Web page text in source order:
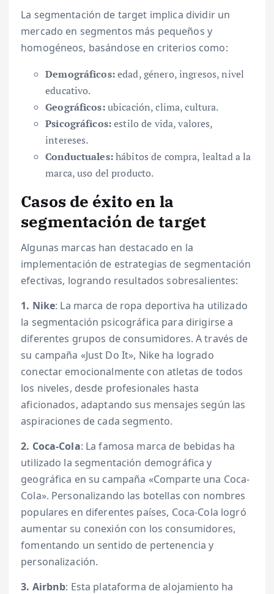
La segmentación de target implica dividir un
mercado en segmentos más pequeños y
homogéneos, basándose en criterios como:
Demográficos:edad, género, ingresos, nivel
educativo.
Geográficos:ubicación, clima, cultura.
Psicográficos:estilo de vida, valores,
intereses.
Conductuales:hábitos de compra, lealtad a la
marca, uso del producto.
Casos de éxito en la
segmentación de target
Algunas marcas han destacado en la
implementación de estrategias de segmentación
efectivas, logrando resultados sobresalientes:
1. Nike: La marca de ropa deportiva ha utilizado
la segmentación psicográfica para dirigirse a
diferentes grupos de consumidores. A través de
su campaña «Just Do It», Nike ha logrado
conectar emocionalmente con atletas de todos
los niveles, desde profesionales hasta
aficionados, adaptando sus mensajes según las
aspiraciones de cada segmento.
2. Coca-Cola: La famosa marca de bebidas ha
utilizado la segmentación demográfica y
geográfica en su campaña «Comparte una Coca-
Cola». Personalizando las botellas con nombres
populares en diferentes países, Coca-Cola logró
aumentar su conexión con los consumidores,
fomentando un sentido de pertenencia y
personalización.
3. Airbnb: Esta plataforma de alojamiento ha